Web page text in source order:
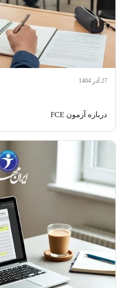
27 آذر 1404
درباره آزمون FCE